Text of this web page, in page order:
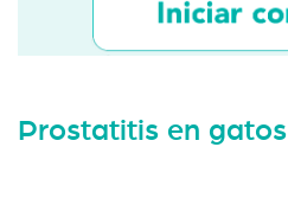
Prostatitis en gatos